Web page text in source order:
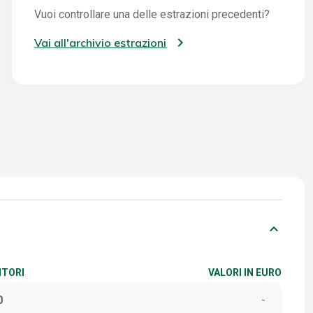
Vuoi controllare una delle estrazioni precedenti?
Vai all'archivio estrazioni
keyboard_arrow_down
VALORI IN EURO
-